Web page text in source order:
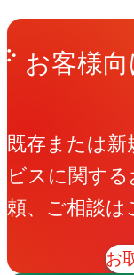
Get in
お客様向
既存または
ビスに関す
頼、ご相談は
お